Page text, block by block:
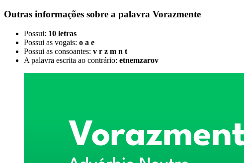
Outras informações sobre a palavra Vorazmente
Possui: 10 letras
Possui as vogais: o a e
Possui as consoantes: v r z m n t
A palavra escrita ao contrário: etnemzarov